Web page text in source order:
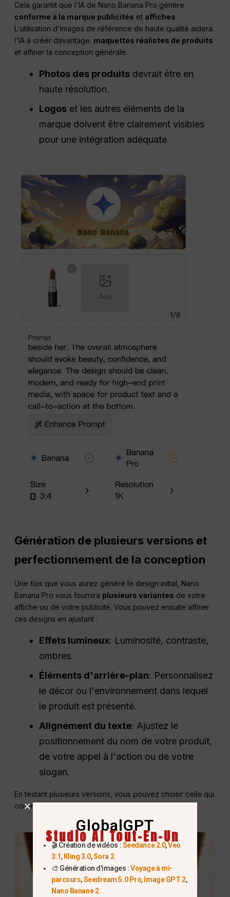
Cela garantit que l'IA de Nano Banana Pro génère
conforme à la marque publicités et affiches.
L'utilisation d'images de référence de haute qualité aidera
l'IA à créer davantage. maquettes réalistes de produits
et affiner la conception générale.
Photos des produits devrait être en
haute résolution.
Logos et les autres éléments de la
marque doivent être clairement visibles
pour une intégration adéquate.
Génération de plusieurs versions et
perfectionnement de la conception
Une fois que vous aurez généré le design initial, Nano
Banana Pro vous fournira plusieurs variantes de votre
affiche ou de votre publicité. Vous pouvez ensuite affiner
ces designs en ajustant :
Effets lumineux: Luminosité, contraste,
ombres.
Éléments d'arrière-plan: Personnalisez
le décor ou l'environnement dans lequel
le produit est présenté.
Alignement du texte: Ajustez le
positionnement du nom de votre produit,
de votre appel à l'action ou de votre
slogan.
En testant plusieurs versions, vous pouvez choisir celle qui
correspond le mieux à vos besoins.
GlobalGPT
Studio AI Tout-En-Un
🎬 Création de vidéos :Seedance 2.0,Veo
3.1, Kling 3.0,Sora 2
🎨 Génération d'images :Voyage à mi-
parcours,Seedream 5.0 Pro, Image GPT 2,
Nano Banane 2